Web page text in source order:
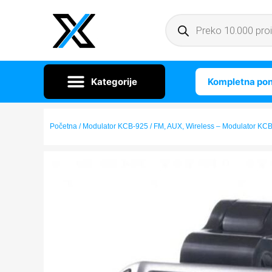
Kompletna
Početna / Modulator KCB-925 / FM, AUX, Wireless – Modulator